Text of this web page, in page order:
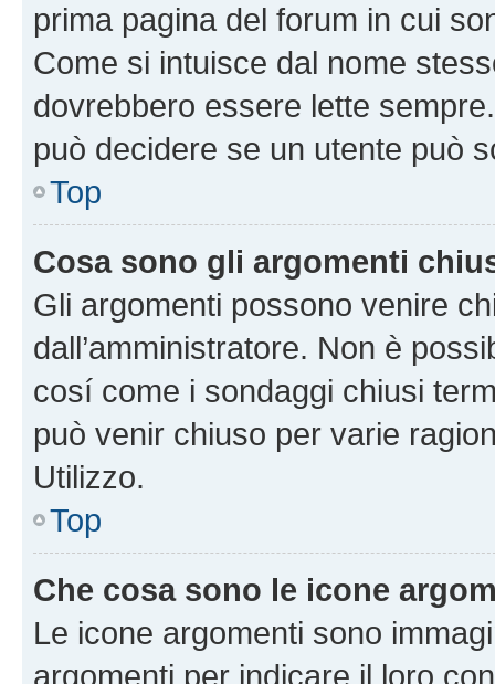
prima pagina del forum in cui
Come si intuisce dal nome
dovrebbero essere lette
può decidere se un utente può
Top
Cosa sono gli argomenti
Gli argomenti possono venire
dall’amministratore. Non è
cosí come i sondaggi chiusi
può venir chiuso per varie
Utilizzo.
Top
Che cosa sono le icone
Le icone argomenti sono
argomenti per indicare il loro